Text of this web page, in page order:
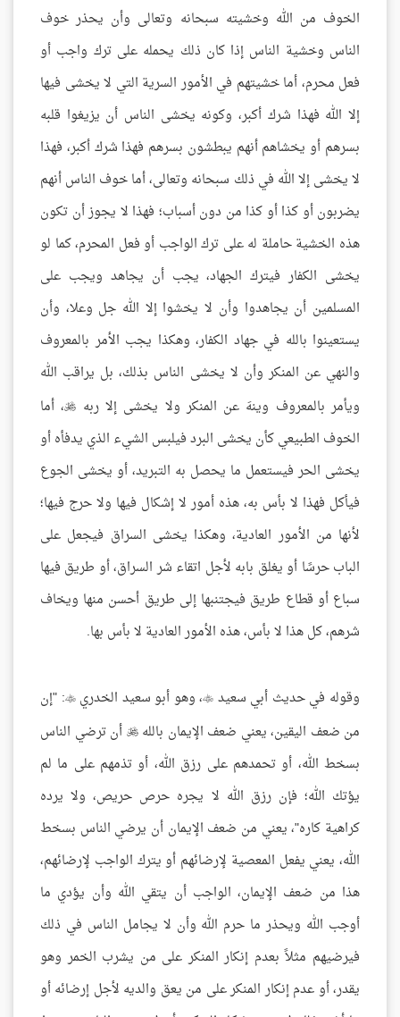
الخوف من الله وخشيته سبحانه وتعالى وأن يحذر خوف
الناس وخشية الناس إذا كان ذلك يحمله على ترك واجب أو
فعل محرم، أما خشيتهم في الأمور السرية التي لا يخشى فيها
إلا الله فهذا شرك أكبر، وكونه يخشى الناس أن يزيغوا قلبه
بسرهم أو يخشاهم أنهم يبطشون بسرهم فهذا شرك أكبر، فهذا
لا يخشى إلا الله في ذلك سبحانه وتعالى، أما خوف الناس أنهم
يضربون أو كذا أو كذا من دون أسباب؛ فهذا لا يجوز أن تكون
هذه الخشية حاملة له على ترك الواجب أو فعل المحرم، كما لو
يخشى الكفار فيترك الجهاد، يجب أن يجاهد ويجب على
المسلمين أن يجاهدوا وأن لا يخشوا إلا الله جل وعلا، وأن
يستعينوا بالله في جهاد الكفار، وهكذا يجب الأمر بالمعروف
والنهي عن المنكر وأن لا يخشى الناس بذلك، بل يراقب الله
ويأمر بالمعروف وينهَ عن المنكر ولا يخشى إلا ربه ، أما
الخوف الطبيعي كأن يخشى البرد فيلبس الشيء الذي يدفأه أو
يخشى الحر فيستعمل ما يحصل به التبريد، أو يخشى الجوع
فيأكل فهذا لا بأس به، هذه أمور لا إشكال فيها ولا حرج فيها؛
لأنها من الأمور العادية، وهكذا يخشى السراق فيجعل على
الباب حرسًا أو يغلق بابه لأجل اتقاء شر السراق، أو طريق فيها
سباع أو قطاع طريق فيجتنبها إلى طريق أحسن منها ويخاف
شرهم، كل هذا لا بأس، هذه الأمور العادية لا بأس بها.
وقوله في حديث أبي سعيد ، وهو أبو سعيد الخدري: "إن
من ضعف اليقين، يعني ضعف الإيمان بالله أن ترضي الناس
بسخط الله، أو تحمدهم على رزق الله، أو تذمهم على ما لم
يؤتك الله؛ فإن رزق الله لا يجره حرص حريص، ولا يرده
كراهية كاره"، يعني من ضعف الإيمان أن يرضي الناس بسخط
الله، يعني يفعل المعصية لإرضائهم أو يترك الواجب لإرضائهم،
هذا من ضعف الإيمان، الواجب أن يتقي الله وأن يؤدي ما
أوجب الله ويحذر ما حرم الله وأن لا يجامل الناس في ذلك
فيرضيهم مثلاً بعدم إنكار المنكر على من يشرب الخمر وهو
يقدر، أو عدم إنكار المنكر على من يعق والديه لأجل إرضائه أو